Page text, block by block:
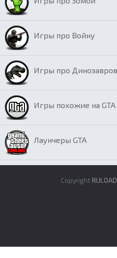
Игры про Войну
Игры про Динозавров
Игры похожие на GTA
Лаунчеры GTA
Copyright